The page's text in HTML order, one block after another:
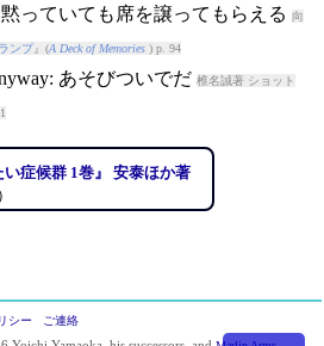
っていても席を譲ってもらえる 向
ンプ』(A Deck of Memories) p. 94
: あそびついでだ 椎名誠著 ショット
い症候群 1巻』 安泰ほか著
シー
ご連絡